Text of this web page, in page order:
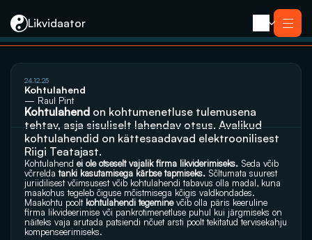
Likvidaator
Teenused
Likvideerimine koos müügiga
Likvideerimine
Saneerimine
Pankrotimenetlus
E-residendi ettevõtte sulgemine
Kontakt
24.12.25
Kohtulahend
— Raul Pint
Kohtulahend on kohtumenetluse tulemusena
tehtav, asja sisuliselt lahendav otsus. Avalikud
kohtulahendid on kättesaadavad elektroonilisest
Riigi Teatajast.
Kohtulahend ei ole otseselt vajalik firma likviderimiseks. Seda võib
võrrelda tanki kasutamisega kärbse tapmiseks. Sõltumata suurest
juriidilisest võimsusest võib kohtulahendi tabavus olla madal, kuna
maakohus tegeleb õiguse mõistmisega kõigis valdkondades.
Maakohtu poolt kohtulahendi tegemine võib olla päris keeruline
firma likvideerimise või pankrotimenetluse puhul kui järgmiseks on
näiteks vaja arutada patsiendi nõuet arsti poolt tekitatud tervisekahju
kompenseerimiseks.